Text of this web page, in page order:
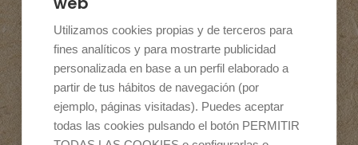
envase. Diluir en un envase el
azúcar, la sal y el vinagre de
arroz.
Una vez terminada la cocción del
Utilizamos cookies propias y de terceros para
fines analíticos y para mostrarte publicidad
personalizada en base a un perfil elaborado a
partir de tus hábitos de navegación (por
ejemplo, páginas visitadas). Puedes aceptar
todas las cookies pulsando el botón PERMITIR